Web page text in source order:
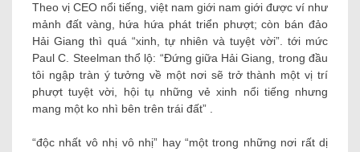
Theo vị CEO nổi tiếng, việt nam giới nam giới được ví như
mảnh đất vàng, hứa hứa phát triển phượt; còn bán đảo
Hải Giang thì quá “xinh, tự nhiên và tuyệt vời”. tới mức
Paul C. Steelman thổ lộ: “Đứng giữa Hải Giang, trong đầu
tôi ngập tràn ý tưởng về một nơi sẽ trở thành một vị trí
phượt tuyệt vời, hội tụ những vẻ xinh nổi tiếng nhưng
mang một ko nhì bên trên trái đất” .
“độc nhất vô nhị vô nhị” hay “một trong những nơi rất dị